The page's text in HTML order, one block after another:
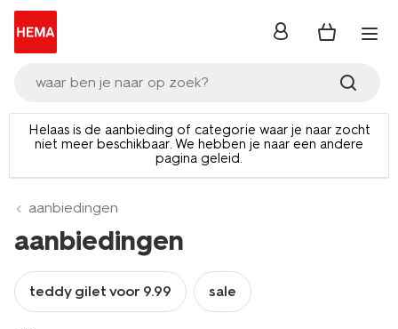
waar ben je naar op zoek?
inloggen
Helaas is de aanbieding of categorie waar je naar zocht
niet meer beschikbaar. We hebben je naar een andere
pagina geleid.
aanbiedingen
aanbiedingen
teddy gilet voor 9.99 sale